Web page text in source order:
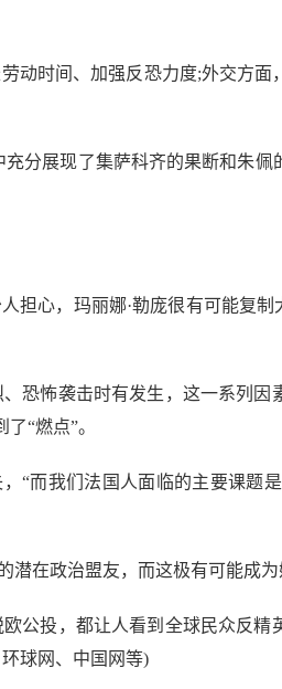
时间、加强反恐力度;外交方面
展现了集萨科齐的果断和朱佩
心，玛丽娜·勒庞很有可能复制
怖袭击时有发生，这一系列因
“燃点”。
而我们法国人面临的主要课题
在政治盟友，而这极有可能成为
投，都让人看到全球民众反精
球网、中国网等)